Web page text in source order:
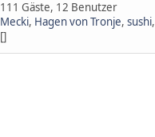
111 Gäste, 12 Benutzer
Mecki, Hagen von Tronje, sushi,
[]